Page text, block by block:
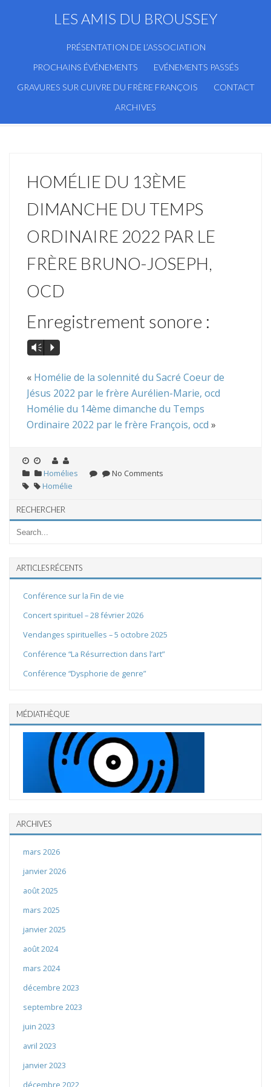
LES AMIS DU BROUSSEY
PRÉSENTATION DE L’ASSOCIATION
PROCHAINS ÉVÉNEMENTS
EVÉNEMENTS PASSÉS
GRAVURES SUR CUIVRE DU FRÈRE FRANÇOIS
CONTACT
ARCHIVES
HOMÉLIE DU 13ÈME
DIMANCHE DU TEMPS
ORDINAIRE 2022 PAR LE
FRÈRE BRUNO-JOSEPH,
OCD
Enregistrement sonore :
Vm P
« Homélie de la solennité du Sacré Coeur de
Jésus 2022 par le frère Aurélien-Marie, ocd
Homélie du 14ème dimanche du Temps
Ordinaire 2022 par le frère François, ocd »
Homélies
No Comments
Homélie
RECHERCHER
ARTICLES RÉCENTS
Conférence sur la Fin de vie
Concert spirituel – 28 février 2026
Vendanges spirituelles – 5 octobre 2025
Conférence “La Résurrection dans l’art”
Conférence “Dysphorie de genre”
MÉDIATHÈQUE
ARCHIVES
mars 2026
janvier 2026
août 2025
mars 2025
janvier 2025
août 2024
mars 2024
décembre 2023
septembre 2023
juin 2023
avril 2023
janvier 2023
décembre 2022